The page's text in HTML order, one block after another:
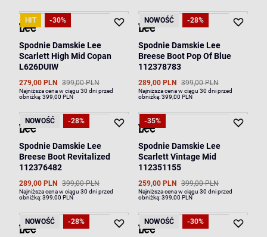
HIT -30%
Spodnie Damskie Lee
Scarlett High Mid Copan
L626DUIW
279,00 PLN 399,00 PLN
Najniższa cena w ciągu 30 dni przed
obniżką:399,00 PLN
NOWOŚĆ -28%
Spodnie Damskie Lee
Breese Boot Pop Of Blue
112378783
289,00 PLN 399,00 PLN
Najniższa cena w ciągu 30 dni przed
obniżką:399,00 PLN
NOWOŚĆ -28%
Spodnie Damskie Lee
Breese Boot Revitalized
112376482
289,00 PLN 399,00 PLN
Najniższa cena w ciągu 30 dni przed
obniżką:399,00 PLN
-35%
Spodnie Damskie Lee
Scarlett Vintage Mid
112351155
259,00 PLN 399,00 PLN
Najniższa cena w ciągu 30 dni przed
obniżką:399,00 PLN
NOWOŚĆ -28% NOWOŚĆ -30%